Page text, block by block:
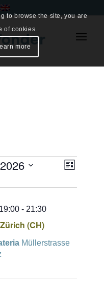
Liste
(CH)
- 21:30
Müllerstrasse
to browse the site, you are
of cookies.
more